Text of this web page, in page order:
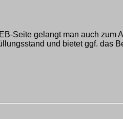
Seite gelangt man auch zum
und bietet ggf. das